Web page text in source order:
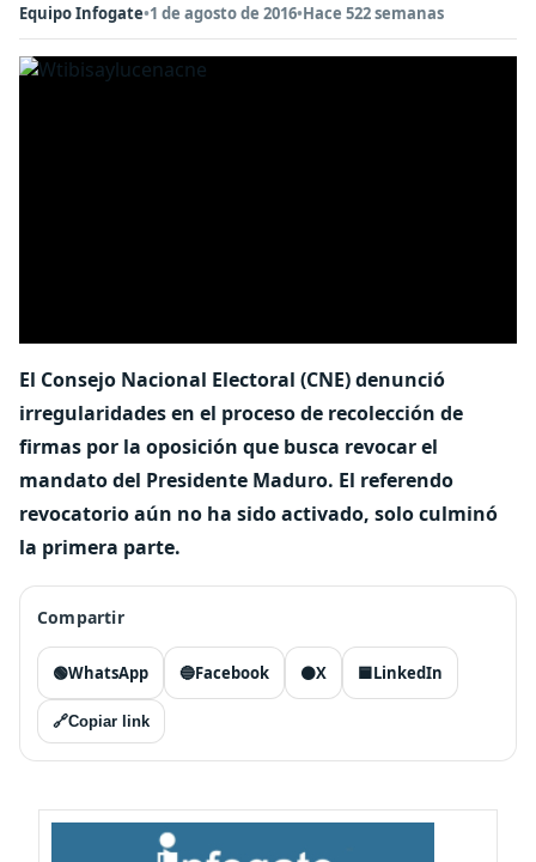
Equipo Infogate•1 de agosto de 2016•Hace 522 semanas
El Consejo Nacional Electoral (CNE) denunció
irregularidades en el proceso de recolección de
firmas por la oposición que busca revocar el
mandato del Presidente Maduro. El referendo
revocatorio aún no ha sido activado, solo culminó
la primera parte.
Compartir
🟢WhatsApp 🔵Facebook ⚫X 🟦LinkedIn
🔗Copiar link